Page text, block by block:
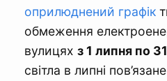
оприлюднений графік
обмеження
вулицях з 1 липня по
світла в липні